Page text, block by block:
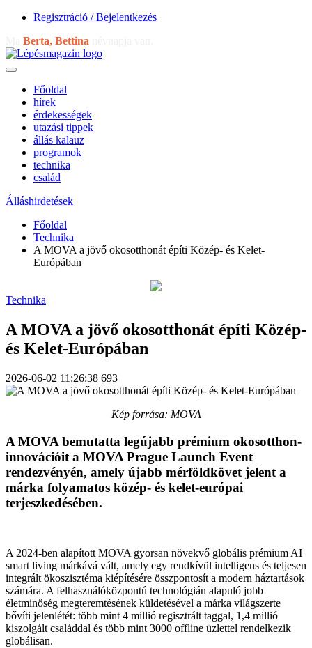
Regisztráció / Bejelentkezés
Berta, Bettina
Főoldal
hírek
érdekességek
utazási tippek
állás kalauz
programok
technika
család
Álláshirdetések
Főoldal
Technika
A MOVA a jövő okosotthonát építi Közép- és Kelet-
Európában
Technika
A MOVA a jövő okosotthonát építi Közép-
és Kelet-Európában
2026-06-02 11:26:38 693
Kép forrása: MOVA
A MOVA bemutatta legújabb prémium okosotthon-
innovációit a MOVA Prague Launch Event
rendezvényén, amely újabb mérföldkövet jelent a
márka folyamatos közép- és kelet-európai
terjeszkedésében.
A 2024-ben alapított MOVA gyorsan növekvő globális prémium AI
smart living márkává vált, amely egy rendkívül intelligens és teljesen
integrált ökoszisztéma kiépítésére összpontosít a modern háztartások
számára. A felhasználóközpontú technológián alapuló jobb
életminőség megteremtésének küldetésével a márka világszerte
bővíti jelenlétét: több mint 4 millió regisztrált taggal, 1,4 millió
kiszolgált családdal és több mint 3000 offline üzlettel rendelkezik
globálisan.